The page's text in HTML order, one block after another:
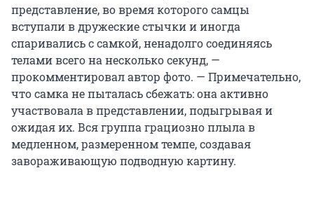
представление, во время которого самцы
вступали в дружеские стычки и иногда
спаривались с самкой, ненадолго соединяясь
телами всего на несколько секунд, —
прокомментировал автор фото. — Примечательно,
что самка не пыталась сбежать: она активно
участвовала в представлении, подыгрывая и
ожидая их. Вся группа грациозно плыла в
медленном, размеренном темпе, создавая
завораживающую подводную картину.